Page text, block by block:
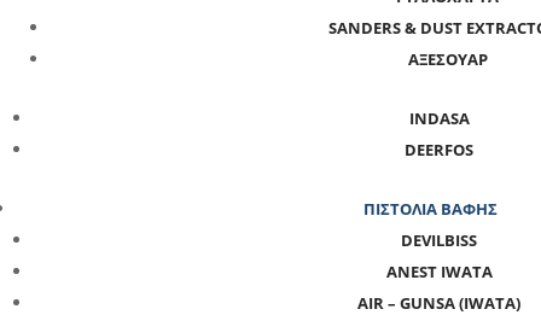
SANDERS & DUST
ΑΞΕΣΟΥΑΡ
INDASA
DEERFOS
ΠΙΣΤΟΛΙΑ ΒΑΦΗΣ
DEVILBISS
ANEST IWATA
AIR – GUNSA (IWATA)